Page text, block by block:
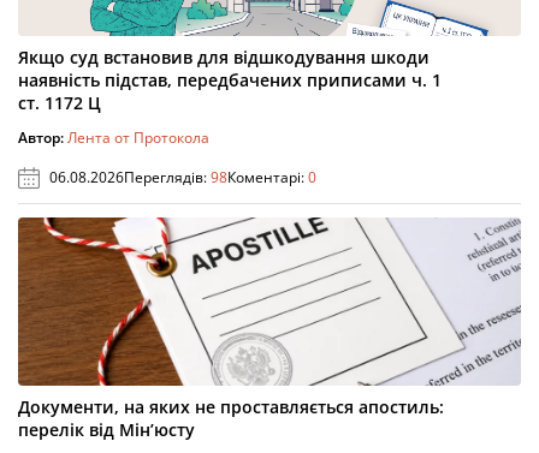
Якщо суд встановив для відшкодування шкоди
наявність підстав, передбачених приписами ч. 1
ст. 1172 Ц
Автор:Лента от Протокола
06.08.2026Переглядів:98Коментарі:0
Документи, на яких не проставляється апостиль:
перелік від Мін’юсту